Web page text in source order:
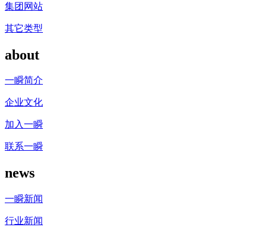
集团网站
其它类型
about
一瞬简介
企业文化
加入一瞬
联系一瞬
news
一瞬新闻
行业新闻